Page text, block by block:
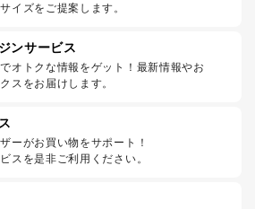
イズをご提案します。
ンサービス
オトクな情報をゲット！最新情報やお
スをお届けします。
ーがお買い物をサポート！
スを是非ご利用ください。